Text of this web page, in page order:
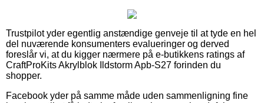
Trustpilot yder egentlig anstændige genveje til at tyde en hel
del nuværende konsumenters evalueringer og derved
foreslår vi, at du kigger nærmere på e-butikkens ratings af
CraftProKits Akrylblok Ildstorm Apb-S27 forinden du
shopper.
Facebook yder på samme måde uden sammenligning fine